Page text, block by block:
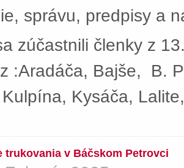
správu, predpisy a
zúčastnili členky z
:Aradáča, Bajše, B.
Kysáča,
trukovania v Báčskom Petrovci